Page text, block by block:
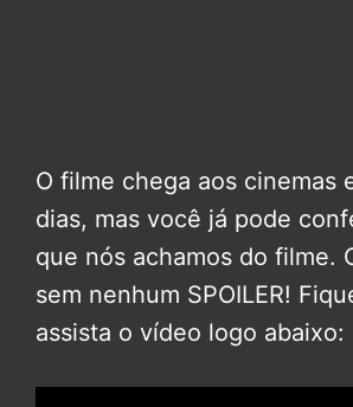
O filme chega aos cinemas
dias, mas você já pode
que nós achamos do filme.
sem nenhum SPOILER!
assista o vídeo logo abaixo: